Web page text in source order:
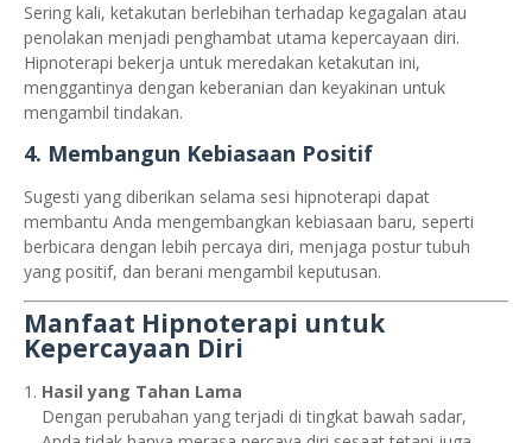
Sering kali, ketakutan berlebihan terhadap kegagalan atau
penolakan menjadi penghambat utama kepercayaan diri.
Hipnoterapi bekerja untuk meredakan ketakutan ini,
menggantinya dengan keberanian dan keyakinan untuk
mengambil tindakan.
4. Membangun Kebiasaan Positif
Sugesti yang diberikan selama sesi hipnoterapi dapat
membantu Anda mengembangkan kebiasaan baru, seperti
berbicara dengan lebih percaya diri, menjaga postur tubuh
yang positif, dan berani mengambil keputusan.
Manfaat Hipnoterapi untuk
Kepercayaan Diri
Hasil yang Tahan Lama
Dengan perubahan yang terjadi di tingkat bawah sadar,